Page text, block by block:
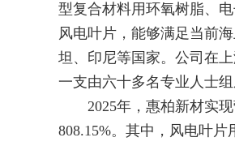
型复合材料用环氧树脂、
风电叶片，能够满足当前
坦、印尼等国家。公司在
一支由六十多名专业人士组
2025年，惠柏新材实现
808.15%。其中，风电叶片